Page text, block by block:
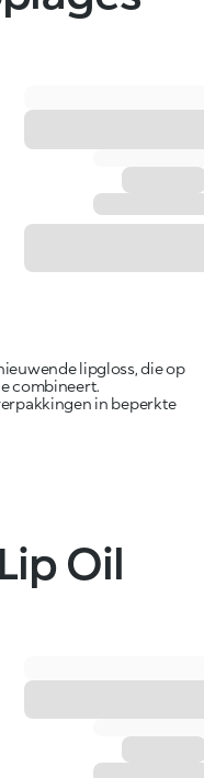
lipgloss, die op
combineert.
in beperkte
Oil